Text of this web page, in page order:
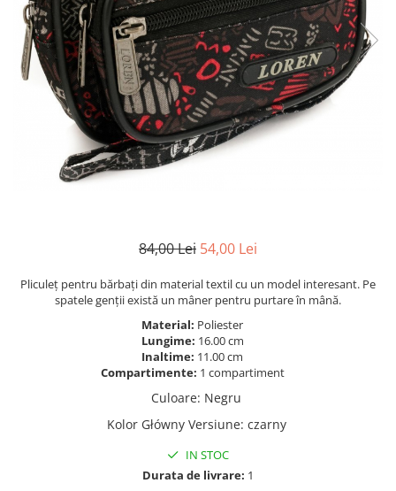
84,00 Lei 54,00 Lei
Pliculeț pentru bărbați din material textil cu un model interesant. Pe
spatele genții există un mâner pentru purtare în mână.
Material: Poliester
Lungime: 16.00 cm
Inaltime: 11.00 cm
Compartimente: 1 compartiment
Culoare: Negru
Kolor Główny Versiune: czarny
IN STOC
Durata de livrare: 1